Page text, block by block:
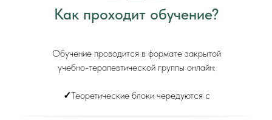
Как проходит обучение?
Обучение проводится в формате закрытой
учебно-терапевтической группы онлайн:
✓Теоретические блоки чередуются с